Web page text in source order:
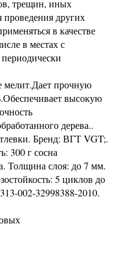
трещин, иных
проведения других
в качестве
в местах с
мелит.Дает прочную
высокую
дерева..
Бренд: ВГТ VGT;.
300 г сосна
Толщина слоя: до 7 мм.
5 циклов до
002-32998388-2010.